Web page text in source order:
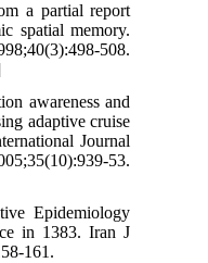
a partial report
spatial memory.
508.
awareness and
adaptive cruise
Journal
53.
Epidemiology
in 1383. Iran J
161.